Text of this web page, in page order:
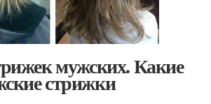
мужских. Какие
стрижки